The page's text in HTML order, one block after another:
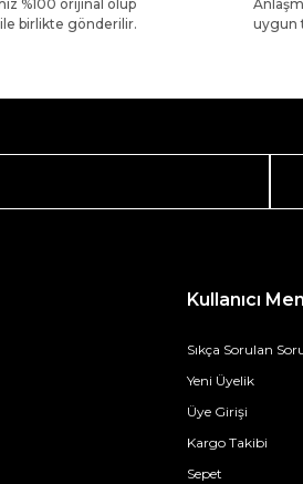
%100 orijinal olup
ile birlikte gönderilir.
uygun
Kullanıcı
Sıkça Sorulan
Yeni Üyelik
Üye Girişi
Kargo Takibi
Sepet